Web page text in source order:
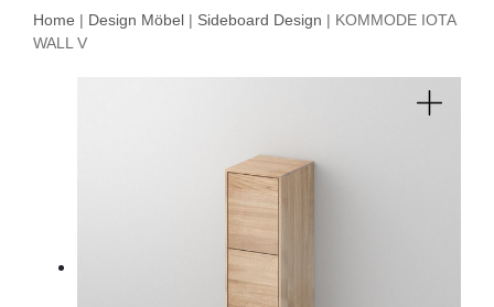
Home | Design Möbel | Sideboard Design | KOMMODE IOTA
WALL V